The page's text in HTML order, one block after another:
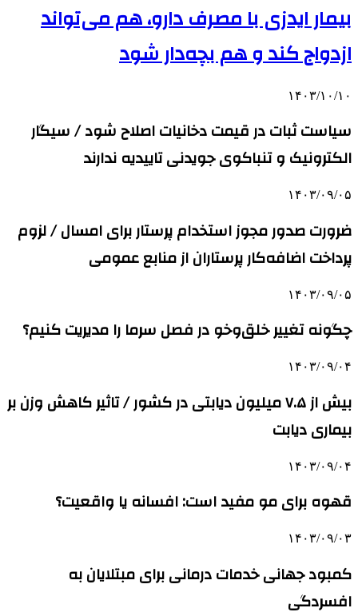
بیمار ایدزی با مصرف دارو، هم می‌تواند
ازدواج کند و هم بچه‌دار شود
۱۴۰۳/۱۰/۱۰
سیاست ثبات در قیمت دخانیات اصلاح شود / سیگار
الکترونیک و تنباکوی جویدنی تاییدیه ندارند
۱۴۰۳/۰۹/۰۵
ضرورت صدور مجوز استخدام پرستار برای امسال / لزوم
پرداخت اضافه‌کار پرستاران از منابع عمومی
۱۴۰۳/۰۹/۰۵
چگونه تغییر خلق‌وخو در فصل سرما را مدیریت کنیم؟
۱۴۰۳/۰۹/۰۴
بیش از ۷.۵ میلیون دیابتی در کشور / تاثیر کاهش وزن بر
بیماری دیابت
۱۴۰۳/۰۹/۰۴
قهوه برای مو مفید است: افسانه یا واقعیت؟
۱۴۰۳/۰۹/۰۳
کمبود جهانی خدمات درمانی برای مبتلایان به
افسردگی